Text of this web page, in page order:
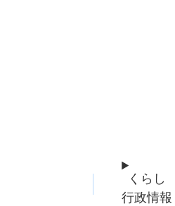
くらし
行政情報